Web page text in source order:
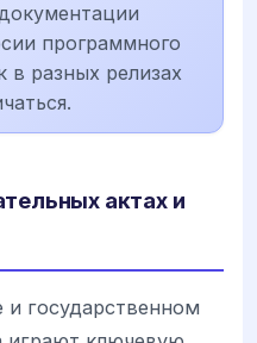
программного
в разных релизах
актах и
государственном